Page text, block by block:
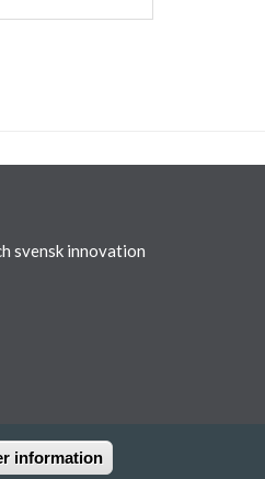
svensk innovation
information